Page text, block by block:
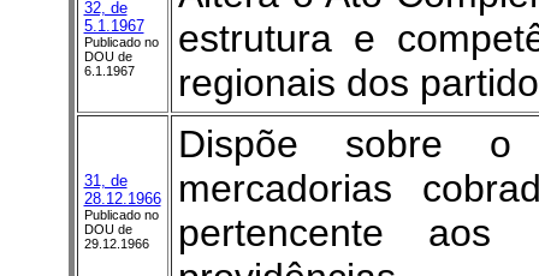
32, de
5.1.1967
Publicado no
DOU de
6.1.1967
estrutura e
regionais dos
31, de
28.12.1966
Publicado no
DOU de
29.12.1966
Dispõe sobre o
mercadorias
pertencente